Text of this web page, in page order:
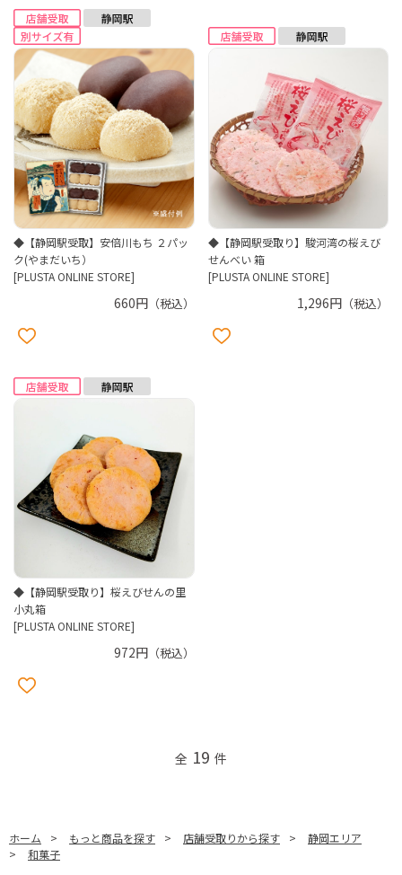
◆【静岡駅受取】安倍川もち ２パッ
ク(やまだいち）
[PLUSTA ONLINE STORE]
660円（税込）
◆【静岡駅受取り】駿河湾の桜えび
せんべい 箱
[PLUSTA ONLINE STORE]
1,296円 （税込）
◆【静岡駅受取り】桜えびせんの里
小丸箱
[PLUSTA ONLINE STORE]
972円（税込）
全 19 件
ホーム > もっと商品を探す > 店舗受取りから探す >
静岡エリア
>
和菓子